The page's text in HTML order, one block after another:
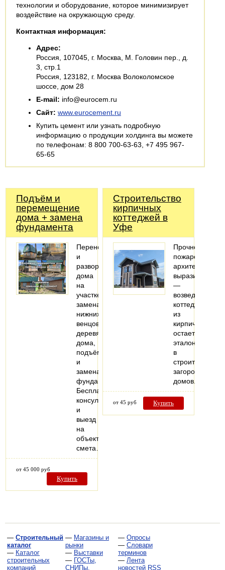
технологии и оборудование, которое минимизирует
воздействие на окружающую среду.
Контактная информация:
Адрес:
Россия, 107045, г. Москва, М. Головин пер., д.
3, стр.1
Россия, 123182, г. Москва Волоколомское
шоссе, дом 28
E-mail: info@eurocem.ru
Сайт: www.eurocement.ru
Купить цемент или узнать подробную
информацию о продукции холдинга вы можете
по телефонам: 8 800 700-63-63, +7 495 967-
65-65
Подъём и
перемещение
дома + замена
фундамента
Перенос
и
разворот
дома
на
участке,
замена
нижних
венцов
деревянного
дома,
подъём
и
замена
фундамента.
Бесплатная
консультация
и
выезд
на
объект,
смета…
от 45 000 руб
Купить
Строительство
кирпичных
коттеджей в
Уфе
Прочность,
архитектурная
—
возведение
коттеджей
из
кирпича
остается
эталоном
в
строительстве
загородных
домов.
от 45 руб Купить
— Строительный
каталог
— Каталог
строительных
компаний
— Магазины и
рынки
— Выставки
— ГОСТы,
СНИПы,
— Опросы
— Словари
терминов
— Лента
новостей RSS